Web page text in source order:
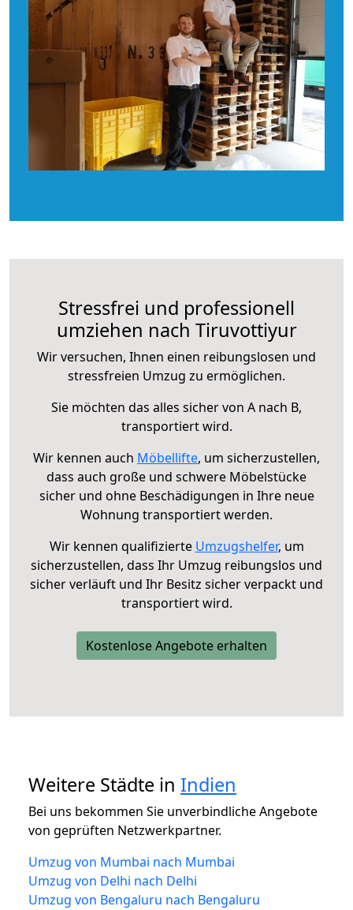
Stressfrei und professionell
umziehen nach Tiruvottiyur
Wir versuchen, Ihnen einen reibungslosen und
stressfreien Umzug zu ermöglichen.
Sie möchten das alles sicher von A nach B,
transportiert wird.
Wir kennen auch Möbellifte, um sicherzustellen,
dass auch große und schwere Möbelstücke
sicher und ohne Beschädigungen in Ihre neue
Wohnung transportiert werden.
Wir kennen qualifizierte Umzugshelfer, um
sicherzustellen, dass Ihr Umzug reibungslos und
sicher verläuft und Ihr Besitz sicher verpackt und
transportiert wird.
Kostenlose Angebote erhalten
Weitere Städte in Indien
Bei uns bekommen Sie unverbindliche Angebote
von geprüften Netzwerkpartner.
Umzug von Mumbai nach Mumbai
Umzug von Delhi nach Delhi
Umzug von Bengaluru nach Bengaluru